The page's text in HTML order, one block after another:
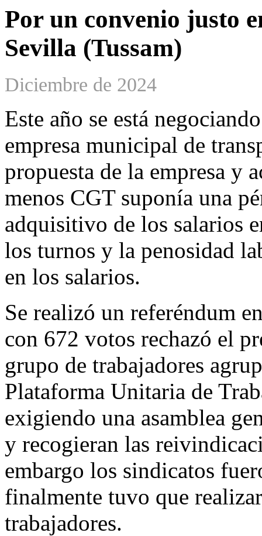
Por un convenio justo
Sevilla (Tussam)
Diciembre de 2024
Este año se está
empresa municipal de
propuesta de la empresa y
menos CGT suponía una
adquisitivo de los salarios
los turnos y la penosidad
en los salarios.
Se realizó un referéndum
con 672 votos rechazó el
grupo de trabajadores
Plataforma Unitaria de
exigiendo una asamblea
y recogieran las
embargo los sindicatos
finalmente tuvo que
trabajadores.